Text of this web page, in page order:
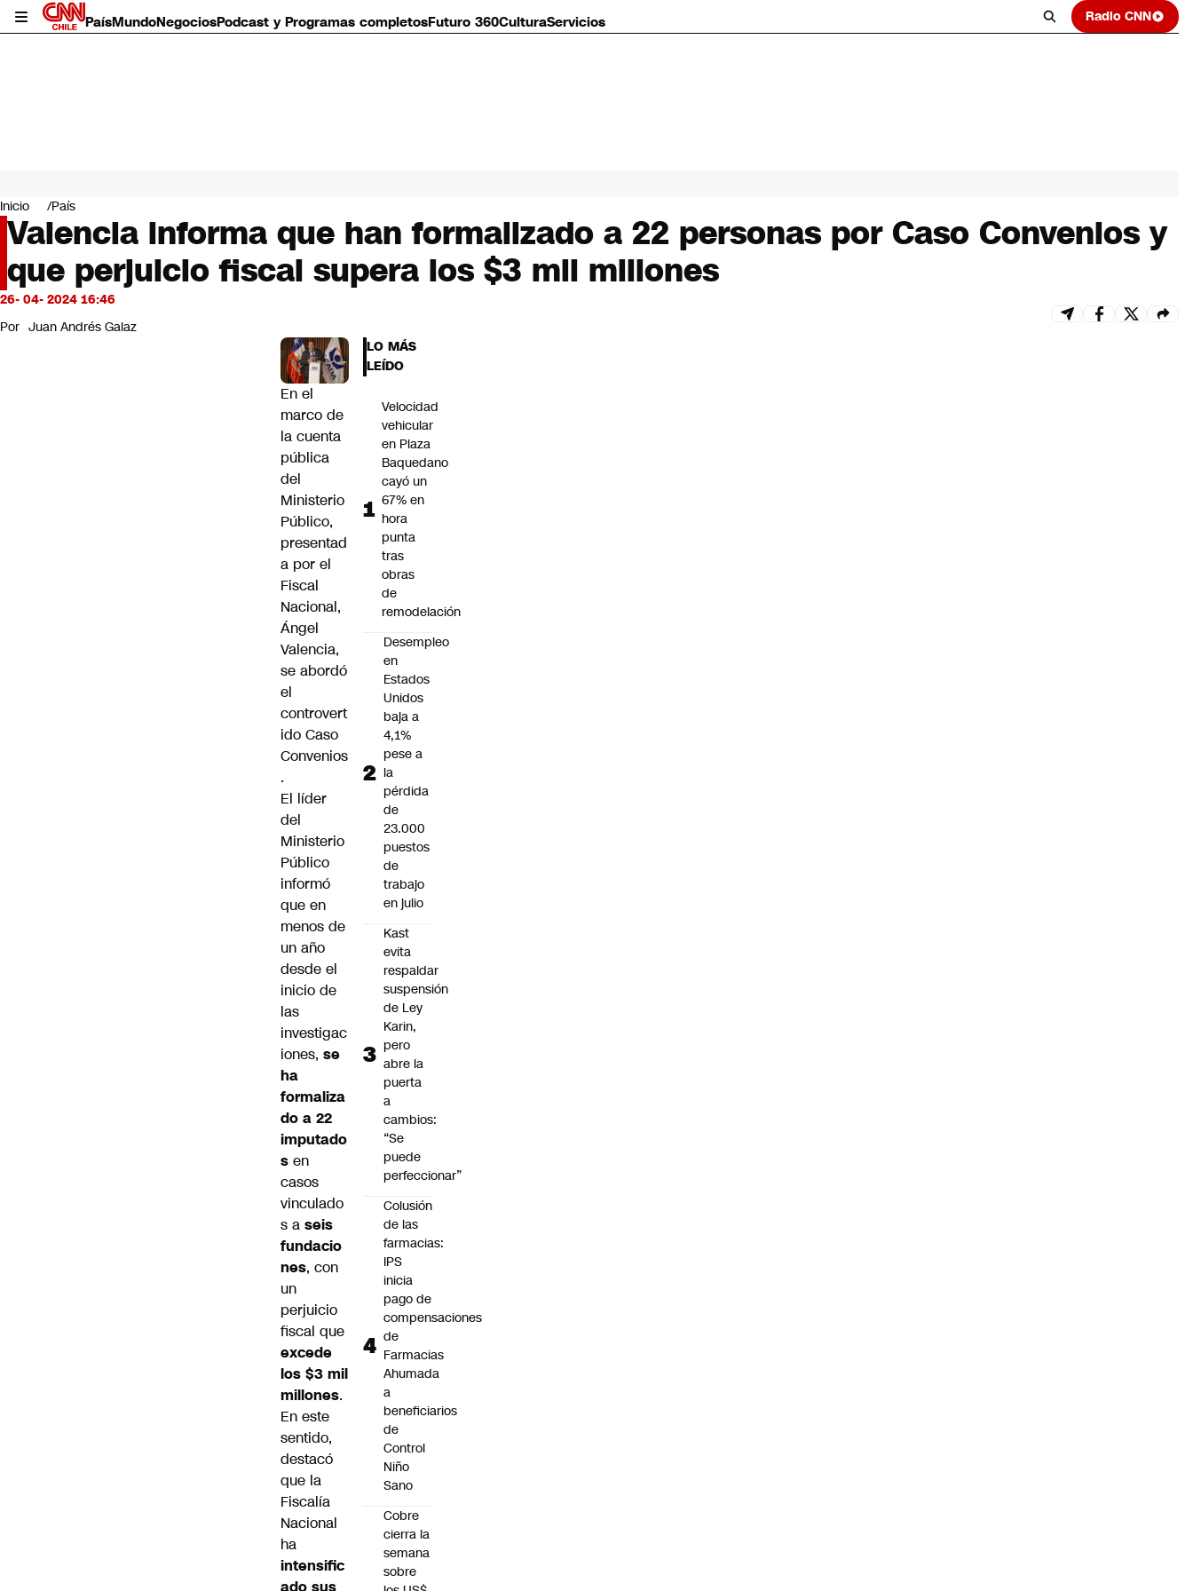
PaísMundoNegociosPodcast y Programas completosFuturo 360CulturaServicios Radio CNN
Mundo
Negocios
Deportes
Programas completos
Cultura
Servicios
Bits
CNN Data
Inicio País
Valencia informa que han formalizado a 22 personas por Caso Convenios y
que perjuicio fiscal supera los $3 mil millones
26- 04- 2024 16:46
Por Juan Andrés Galaz
En el
marco de
la cuenta
pública
del
Ministerio
Público,
presentad
a por el
Fiscal
Nacional,
Ángel
Valencia,
se abordó
el
controvert
ido Caso
Convenios
.
El líder
del
Ministerio
Público
informó
que en
menos de
un año
desde el
inicio de
las
investigac
iones, se
ha
formaliza
do a 22
imputado
s en
casos
vinculado
s a seis
fundacio
nes, con
un
perjuicio
fiscal que
excede
los $3 mil
millones.
En este
sentido,
destacó
que la
Fiscalía
Nacional
ha
intensific
ado sus
LO MÁS
LEÍDO
Velocidad
vehicular
en Plaza
Baquedano
cayó un
67% en
hora
punta
tras
obras
de
remodelación
Desempleo
en
Estados
Unidos
baja a
4,1%
pese a
la
pérdida
de
23.000
puestos
de
trabajo
en julio
Kast
evita
respaldar
suspensión
de Ley
Karin,
pero
abre la
puerta
a
cambios:
“Se
puede
perfeccionar”
Colusión
de las
farmacias:
IPS
inicia
pago de
compensaciones
de
Farmacias
Ahumada
a
beneficiarios
de
Control
Niño
Sano
Cobre
cierra la
semana
sobre